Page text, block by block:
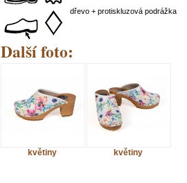
dřevo + protiskluzová podrážka
Další foto:
květiny květiny